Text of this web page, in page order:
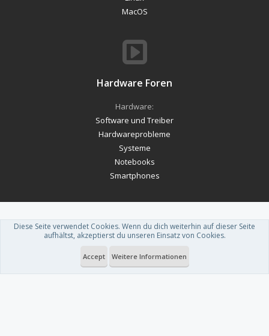
MacOS
Hardware Foren
Hardware:
Software und Treiber
Hardwareprobleme
Systeme
Notebooks
Smartphones
Forum software by XenForo™-Deutsch von xenDach
Theme designed by ThemeHouse.
Diese Seite verwendet Cookies. Wenn du dich weiterhin auf dieser Seite
aufhältst, akzeptierst du unseren Einsatz von Cookies.
Accept Weitere Informationen